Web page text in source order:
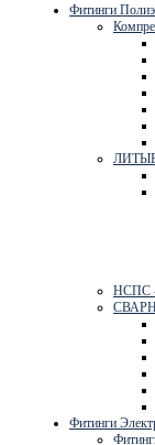
Фитинги
НСПС -
Фитинги